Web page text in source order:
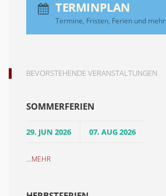
TERMINPLAN
Termine, Fristen, Ferien und mehr
BEVORSTEHENDE VERANSTALTUNGEN
SOMMERFERIEN
29. JUN 2026 07. AUG 2026
...MEHR